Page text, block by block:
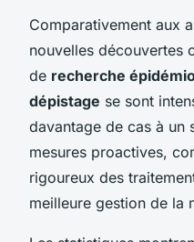
Comparativement aux
nouvelles découvertes
de recherche
dépistage se sont
davantage de cas à un
mesures proactives,
rigoureux des
meilleure gestion de la